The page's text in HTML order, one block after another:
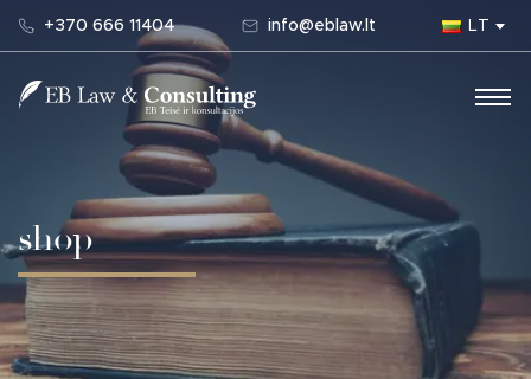
+370 666 11404 info@eblaw.lt LT
Main Navigation
shop